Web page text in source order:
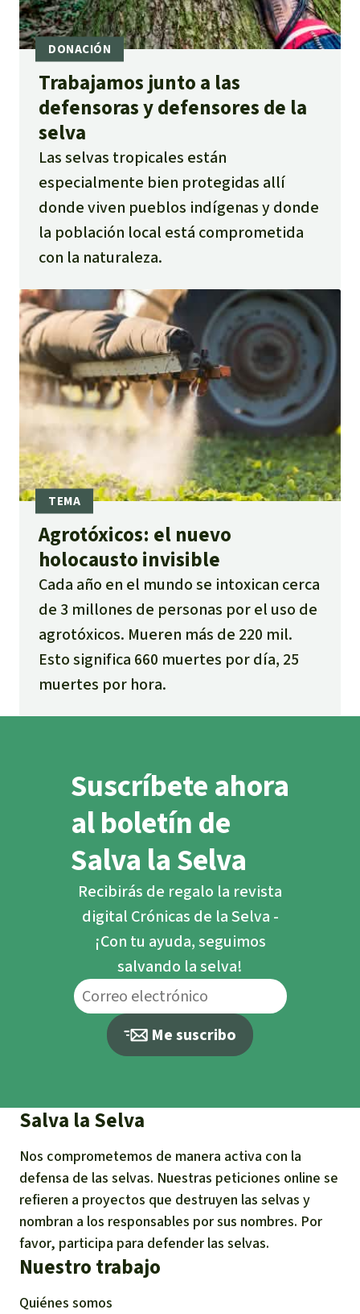
Trabajamos junto a las
defensoras y defensores de la
selva
Las selvas tropicales están
especialmente bien protegidas allí
donde viven pueblos indígenas y donde
la población local está comprometida
con la naturaleza.
Agrotóxicos: el nuevo
holocausto invisible
Cada año en el mundo se intoxican cerca
de 3 millones de personas por el uso de
agrotóxicos. Mueren más de 220 mil.
Esto significa 660 muertes por día, 25
muertes por hora.
Suscríbete ahora
al boletín de
Salva la Selva
Recibirás de regalo la revista
digital Crónicas de la Selva -
¡Con tu ayuda, seguimos
salvando la selva!
Me suscribo
Salva la Selva
Nos comprometemos de manera activa con la
defensa de las selvas. Nuestras peticiones online se
refieren a proyectos que destruyen las selvas y
nombran a los responsables por sus nombres. Por
favor, participa para defender las selvas.
Nuestro trabajo
Quiénes somos